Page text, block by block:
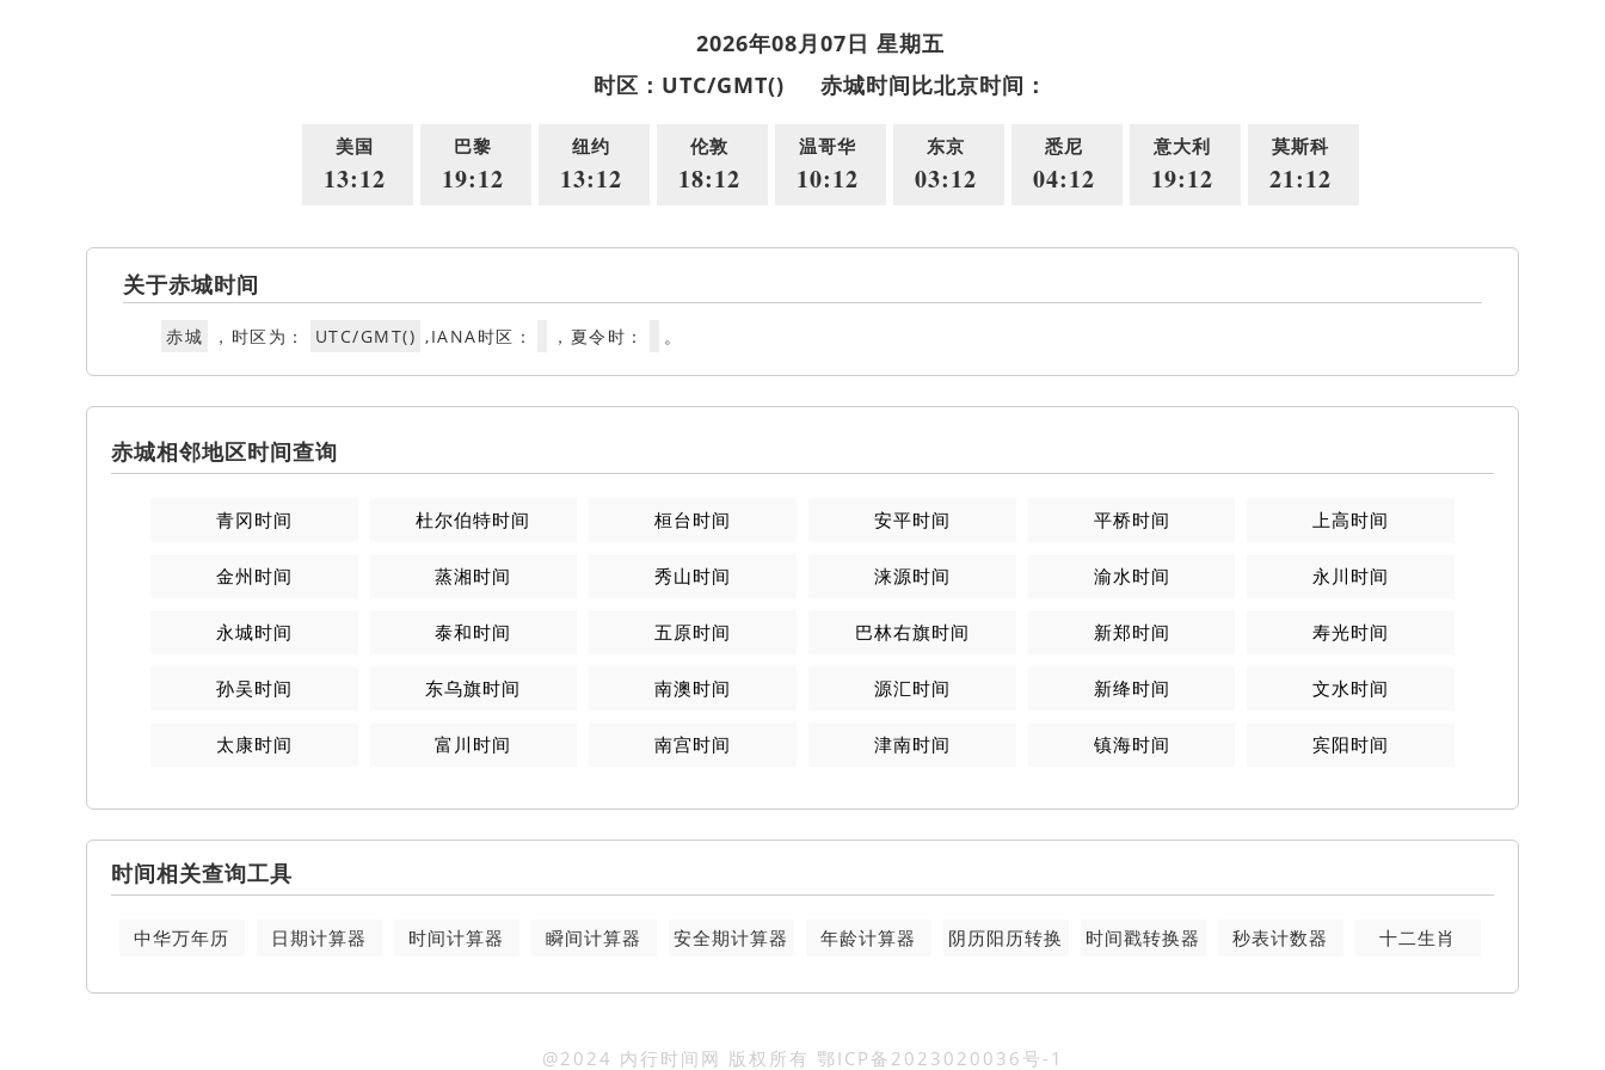
2026年08月07日 星期五
时区：UTC/GMT()
赤城时间比北京时间：
美国
13:12
巴黎
19:12
纽约
13:12
伦敦
18:12
温哥华
10:12
东京
03:12
悉尼
04:12
意大利
19:12
莫斯科
21:12
关于赤城时间
赤城 ，时区为： UTC/GMT() ,IANA时区： ，夏令时： 。
赤城相邻地区时间查询
青冈时间 杜尔伯特时间 桓台时间 安平时间 平桥时间 上高时间
金州时间 蒸湘时间 秀山时间 涞源时间 渝水时间 永川时间
永城时间 泰和时间 五原时间 巴林右旗时间 新郑时间 寿光时间
孙吴时间 东乌旗时间 南澳时间 源汇时间 新绛时间 文水时间
太康时间 富川时间 南宫时间 津南时间 镇海时间 宾阳时间
时间相关查询工具
中华万年历 日期计算器 时间计算器 瞬间计算器 安全期计算器 年龄计算器 阴历阳历转换 时间戳转换器 秒表计数器 十二生肖
@2024 内行时间网 版权所有 鄂ICP备2023020036号-1